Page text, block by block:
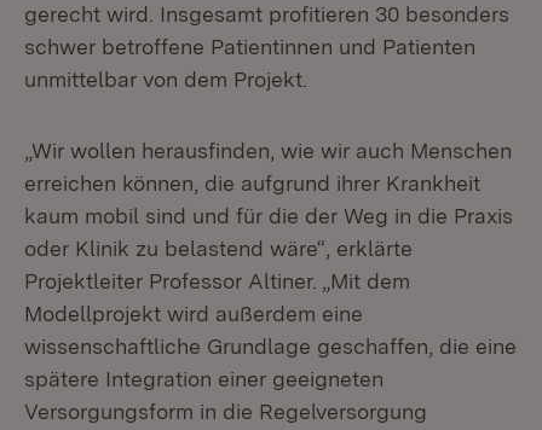
gerecht wird. Insgesamt profitieren 30 besonders
schwer betroffene Patientinnen und Patienten
unmittelbar von dem Projekt.
„Wir wollen herausfinden, wie wir auch Menschen
erreichen können, die aufgrund ihrer Krankheit
kaum mobil sind und für die der Weg in die Praxis
oder Klinik zu belastend wäre“, erklärte
Projektleiter Professor Altiner. „Mit dem
Modellprojekt wird außerdem eine
wissenschaftliche Grundlage geschaffen, die eine
spätere Integration einer geeigneten
Versorgungsform in die Regelversorgung